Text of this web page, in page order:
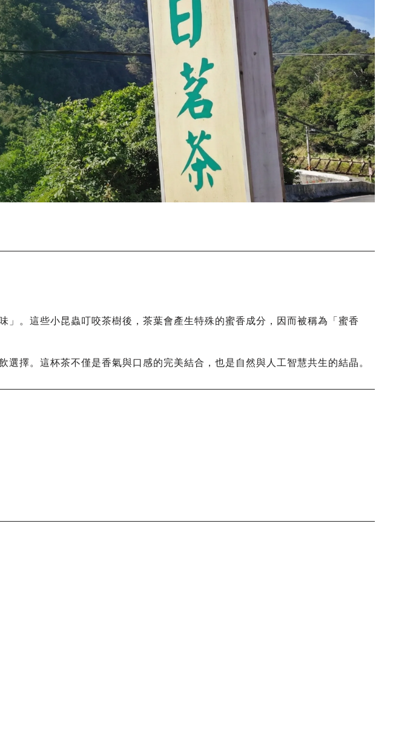
。這些小昆蟲叮咬茶樹後，茶葉會產生特殊的蜜香成分，因而被稱為「蜜香
擇。這杯茶不僅是香氣與口感的完美結合，也是自然與人工智慧共生的結晶。